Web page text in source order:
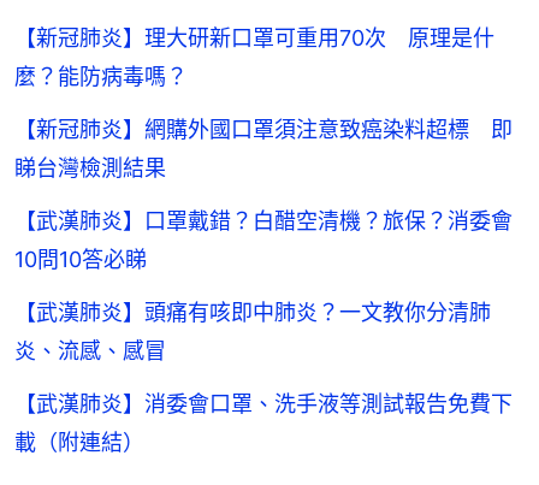
【新冠肺炎】理大研新口罩可重用70次 原理是什
麼？能防病毒嗎？
【新冠肺炎】網購外國口罩須注意致癌染料超標 即
睇台灣檢測結果
【武漢肺炎】口罩戴錯？白醋空清機？旅保？消委會
10問10答必睇
【武漢肺炎】頭痛有咳即中肺炎？一文教你分清肺
炎、流感、感冒
【武漢肺炎】消委會口罩、洗手液等測試報告免費下
載（附連結）